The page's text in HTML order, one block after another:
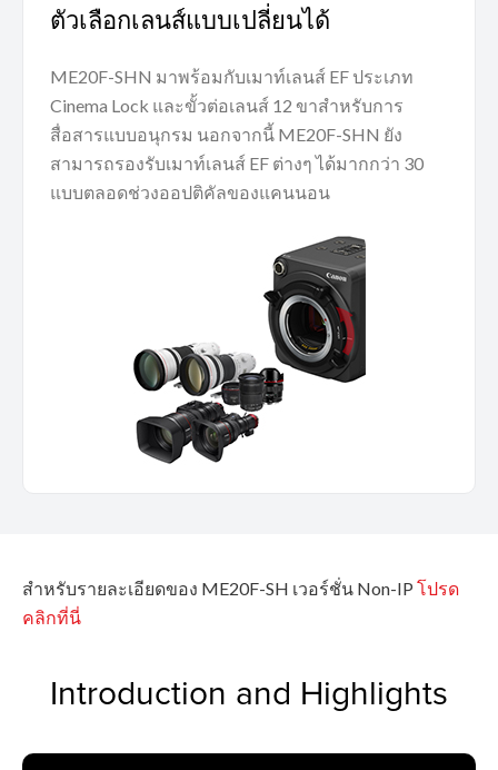
ตัวเลือกเลนส์แบบเปลี่ยนได้
ME20F-SHN มาพร้อมกับเมาท์เลนส์ EF ประเภท
Cinema Lock และขั้วต่อเลนส์ 12 ขาสำหรับการ
สื่อสารแบบอนุกรม นอกจากนี้ ME20F-SHN ยัง
สามารถรองรับเมาท์เลนส์ EF ต่างๆ ได้มากกว่า 30
แบบตลอดช่วงออปติคัลของแคนนอน
สำหรับรายละเอียดของ ME20F-SH เวอร์ชั่น Non-IP โปรด
คลิกที่นี่
Introduction and Highlights